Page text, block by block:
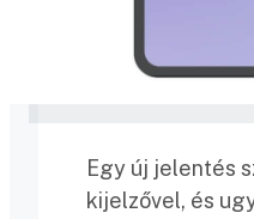
Egy új jelentés
kijelzővel, és